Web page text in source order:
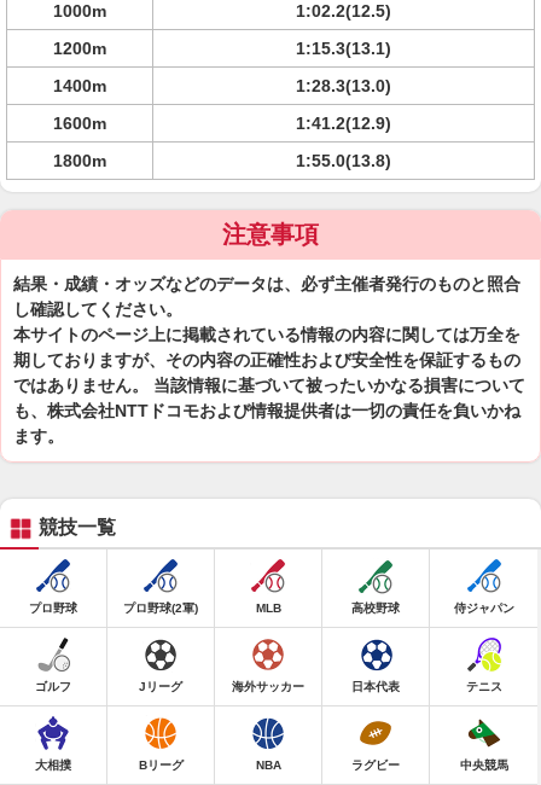
1000m
1:02.2(12.5)
1200m
1:15.3(13.1)
1400m
1:28.3(13.0)
1600m
1:41.2(12.9)
1800m
1:55.0(13.8)
注意事項
結果・成績・オッズなどのデータは、必ず主催者発行のものと照合
し確認してください。
本サイトのページ上に掲載されている情報の内容に関しては万全を
期しておりますが、その内容の正確性および安全性を保証するもの
ではありません。 当該情報に基づいて被ったいかなる損害について
も、株式会社NTTドコモおよび情報提供者は一切の責任を負いかね
ます。
競技一覧
プロ野球 プロ野球(2軍) MLB 高校野球 侍ジャパン
ゴルフ Jリーグ 海外サッカー 日本代表 テニス
大相撲 Bリーグ NBA ラグビー 中央競馬